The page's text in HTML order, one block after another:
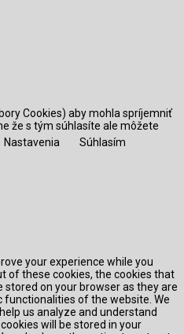
Cookies) aby mohla spríjemniť
že s tým súhlasíte ale môžete
Nastavenia
Súhlasím
your experience while you
of these cookies, the cookies that
on your browser as they are
of the website. We
us analyze and understand
will be stored in your